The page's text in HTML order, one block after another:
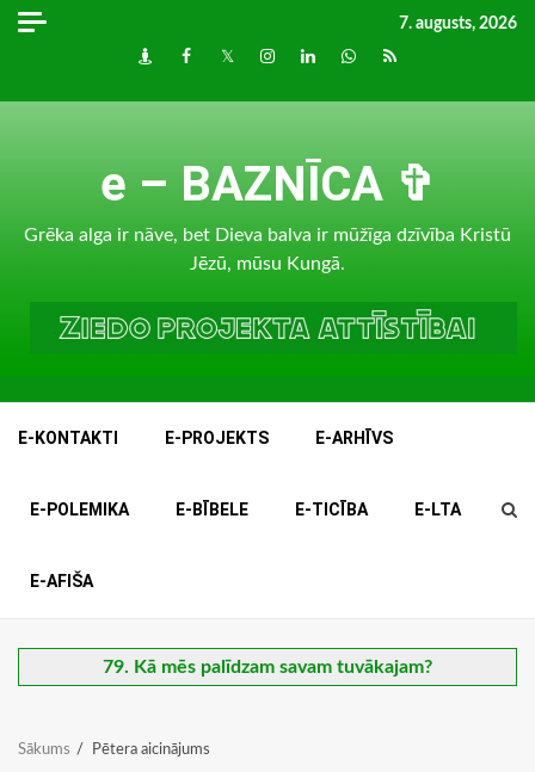
Skip
7. augusts, 2026
DraugiemFacebook
TwitterInstagram
LinkedInwhatsapp
RSS
e – BAZNĪCA ✞
Grēka alga ir nāve, bet Dieva balva ir mūžīga dzīvība Kristū
Jēzū, mūsu Kungā.
E-KONTAKTI E-PROJEKTS E-ARHĪVS
E-POLEMIKA E-BĪBELE E-TICĪBA E-LTA
E-AFIŠA
79. Kā mēs palīdzam savam tuvākajam?
Sākums Pētera aicinājums